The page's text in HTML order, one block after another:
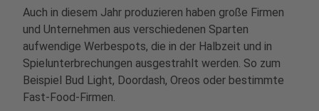
Akzeptieren
powered byUsercentrics Consent
Management Platform
Auch in diesem Jahr produzieren haben große Firmen
und Unternehmen aus verschiedenen Sparten
aufwendige Werbespots, die in der Halbzeit und in
Spielunterbrechungen ausgestrahlt werden. So zum
Beispiel Bud Light, Doordash, Oreos oder bestimmte
Fast-Food-Firmen.